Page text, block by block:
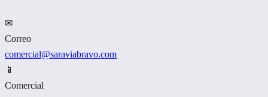
✉
Correo
comercial@saraviabravo.com
📱
Comercial